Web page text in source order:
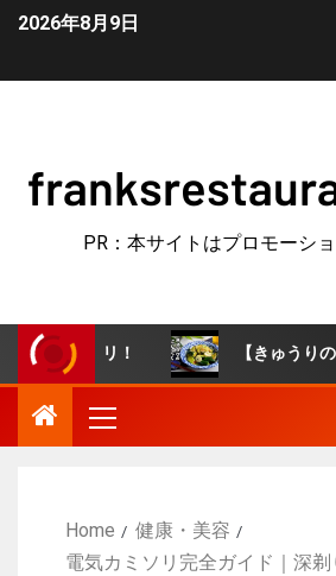
2026年8月9日
PR：本サイトはプロモーシ
リ！ 【きゅうりのにんにく
Home
健康・美容
電気カミソリ完全ガイド｜深